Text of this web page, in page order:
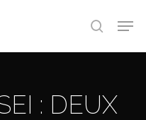
search
: DEUX